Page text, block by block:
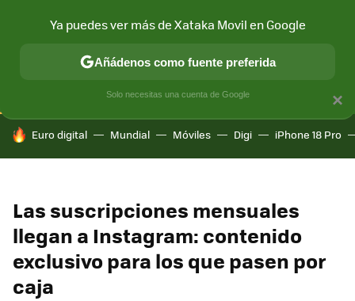
CONECTIVIDAD MÓVIL Y SOCIEDAD APLICACIONES
HOY SE HABLA DE
Euro digital Mundial Móviles Digi iPhone 18 Pro
Las suscripciones mensuales
llegan a Instagram: contenido
exclusivo para los que pasen por
caja
×
Ya puedes ver más de Xataka Movil en Google
Añádenos como fuente preferida
Solo necesitas una cuenta de Google